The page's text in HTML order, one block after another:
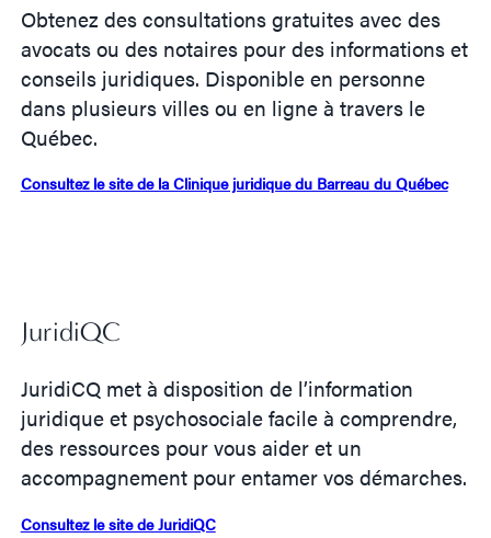
Obtenez des consultations gratuites avec des
avocats ou des notaires pour des informations et
conseils juridiques. Disponible en personne
dans plusieurs villes ou en ligne à travers le
Québec.
Consultez le site de la Clinique juridique du Barreau du Québec
JuridiQC
JuridiCQ met à disposition de l’information
juridique et psychosociale facile à comprendre,
des ressources pour vous aider et un
accompagnement pour entamer vos démarches.
Consultez le site de JuridiQC